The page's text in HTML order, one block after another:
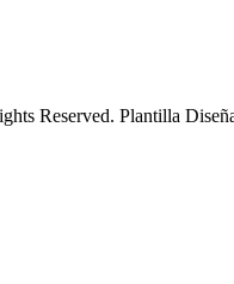
Reserved. Plantilla